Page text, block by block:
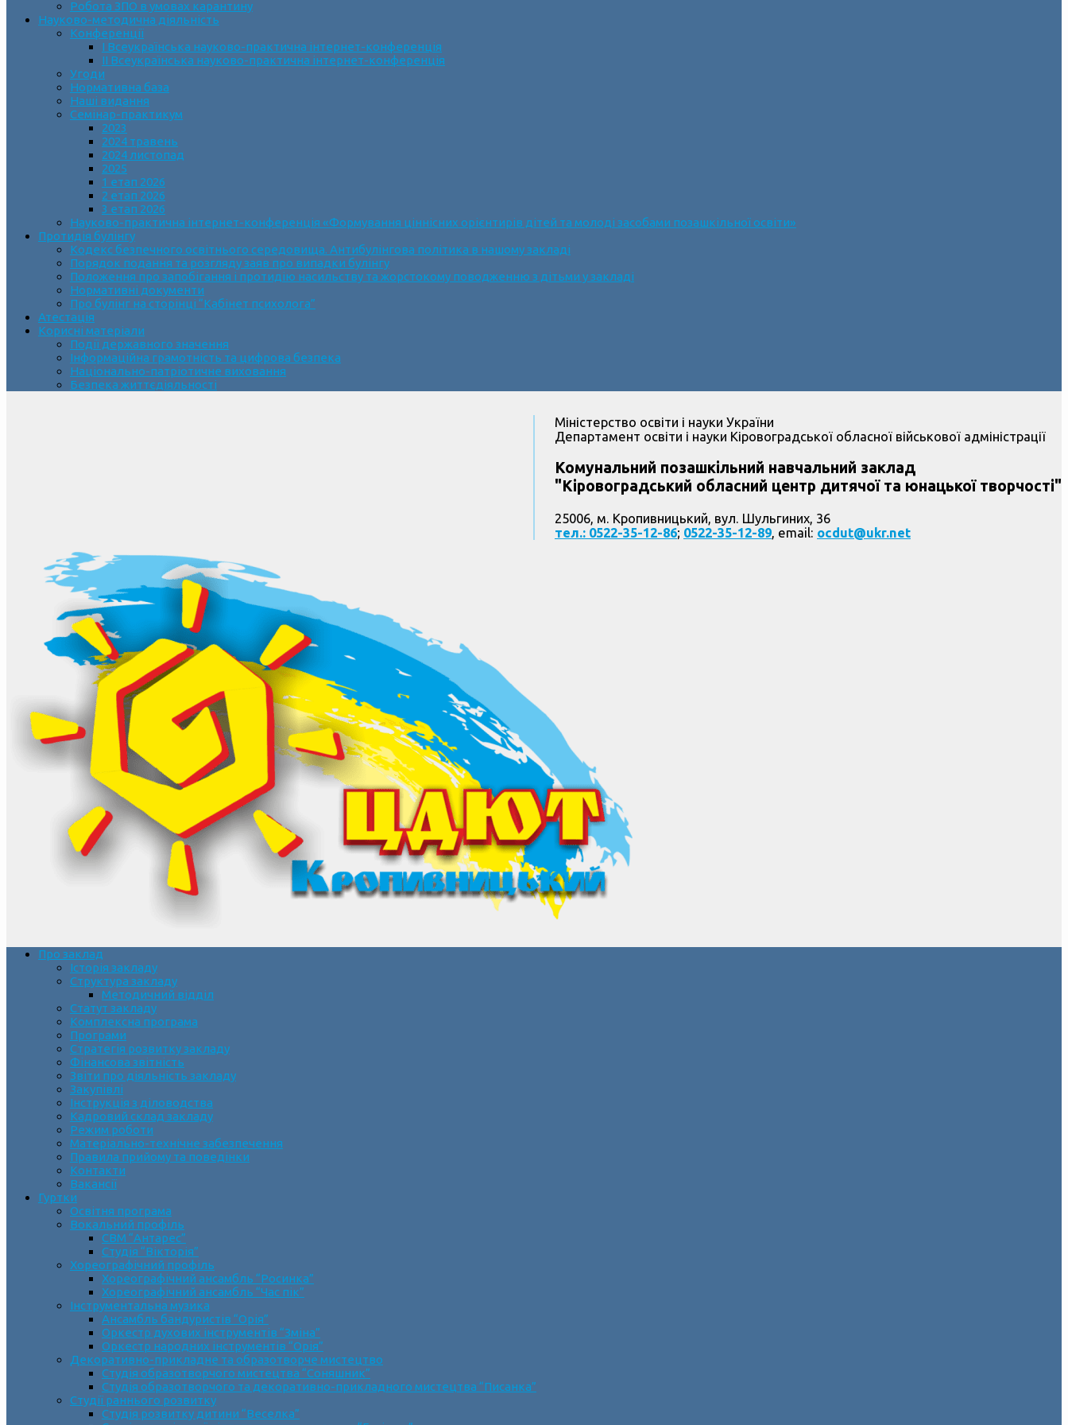
Робота ЗПО в умовах карантину
Науково-методична діяльність
Конференції
І Всеукраїнська науково-практична інтернет-конференція
ІІ Всеукраїнська науково-практична інтернет-конференція
Угоди
Нормативна база
Наші видання
Семінар-практикум
2023
2024 травень
2024 листопад
2025
1 етап 2026
2 етап 2026
3 етап 2026
Науково-практична інтернет-конференція «Формування ціннісних орієнтирів дітей та молоді засобами позашкільної освіти»
Протидія булінгу
Кодекс безпечного освітнього середовища. Антибулінгова політика в нашому закладі
Порядок подання та розгляду заяв про випадки булінгу
Положення про запобігання і протидію насильству та жорстокому поводженню з дітьми у закладі
Нормативні документи
Про булінг на сторінці “Кабінет психолога”
Атестація
Корисні матеріали
Події державного значення
Інформаційна грамотність та цифрова безпека
Національно-патріотичне виховання
Безпека життєдіяльності
Міністерство освіти і науки України
Департамент освіти і науки Кіровоградської обласної військової адміністрації
Комунальний позашкільний навчальний заклад
"Кіровоградський обласний центр дитячої та юнацької творчості"
25006, м. Кропивницький, вул. Шульгиних, 36
тел.: 0522-35-12-86; 0522-35-12-89, email: ocdut@ukr.net
Про заклад
Історія закладу
Структура закладу
Методичний відділ
Статут закладу
Комплексна програма
Програми
Стратегія розвитку закладу
Фінансова звітність
Звіти про діяльність закладу
Закупівлі
Інструкція з діловодства
Кадровий склад закладу
Режим роботи
Матеріально-технічне забезпечення
Правила прийому та поведінки
Контакти
Вакансії
Гуртки
Освітня програма
Вокальний профіль
СВМ “Антарес”
Студія “Вікторія”
Хореографічний профіль
Хореографічний ансамбль “Росинка”
Хореографічний ансамбль “Час пік”
Інструментальна музика
Ансамбль бандуристів “Орія”
Оркестр духових інструментів “Зміна”
Оркестр народних інструментів “Орія”
Декоративно-прикладне та образотворче мистецтво
Cтудія образотворчого мистецтва “Соняшник”
Студія образотворчого та декоративно-прикладного мистецтва “Писанка”
Студії раннього розвитку
Студія розвитку дитини “Веселка”